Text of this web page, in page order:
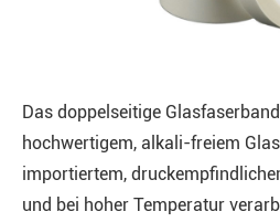
Das doppelseitige
hochwertigem, alkali-freiem
importiertem,
und bei hoher Temperatur